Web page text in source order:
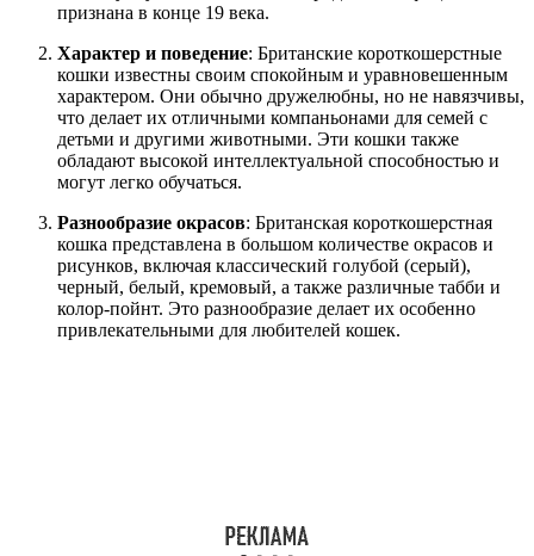
признана в конце 19 века.
Характер и поведение: Британские короткошерстные
кошки известны своим спокойным и уравновешенным
характером. Они обычно дружелюбны, но не навязчивы,
что делает их отличными компаньонами для семей с
детьми и другими животными. Эти кошки также
обладают высокой интеллектуальной способностью и
могут легко обучаться.
Разнообразие окрасов: Британская короткошерстная
кошка представлена в большом количестве окрасов и
рисунков, включая классический голубой (серый),
черный, белый, кремовый, а также различные табби и
колор-пойнт. Это разнообразие делает их особенно
привлекательными для любителей кошек.